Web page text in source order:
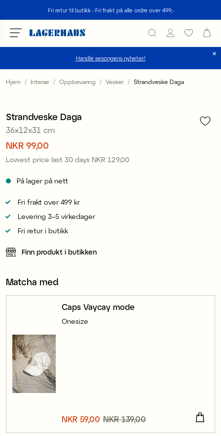
Fri retur til butikk - Fri frakt på alle ordre over 499;-
Handle sesongens nyheter!
velg språk / valuta
FI / EUR
NO / NKR
SE / SEK
Hjem Interiør Oppbevaring Vesker Strandveske Daga
Strandveske Daga
36x12x31 cm
Pris :NKR 99,00
NKR 99,00
Lowest price last 30 days Pris : NKR 129,00
NKR 129,00
På lager på nett
Fri frakt over 499 kr
Levering 3–5 virkedager
Fri retur i butikk
Finn produkt i butikken
Matcha med
Caps Vaycay mode
Onesize
Nåværende pris:NKR 59,00 Forrige pris
NKR 59,00 NKR 139,00